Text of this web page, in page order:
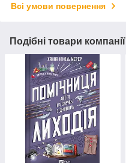
Всі умови повернення
Подібні товари компанії